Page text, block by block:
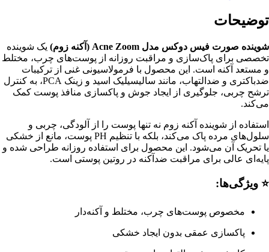
توضیحات
شوینده صورت فیس دوکس مدل Acne Zoom (آکنه زوم)
یک شوینده
تخصصی برای پاک‌سازی و مراقبت روزانه از پوست‌های چرب، مختلط
و مستعد آکنه است. این محصول با فرمولاسیونی غنی از ترکیبات
ضدباکتری و ضدالتهاب، مانند سالیسیلیک اسید و زینک PCA، به کنترل
ترشح چربی، جلوگیری از ایجاد جوش و پاکسازی منافذ پوست کمک
می‌کند.
استفاده از شوینده آکنه زوم نه تنها پوست را از آلودگی، چربی و
سلول‌های مرده پاک می‌کند، بلکه با تنظیم PH پوست، مانع از خشکی
یا تحریک آن می‌شود. این محصول برای استفاده روزانه طراحی شده و
پایه‌ای عالی برای مراقبت ضدآکنه در روتین پوستی است.
⭐ ویژگی‌ها:
مخصوص پوست‌های چرب، مختلط و آکنه‌دار
پاکسازی عمقی بدون ایجاد خشکی